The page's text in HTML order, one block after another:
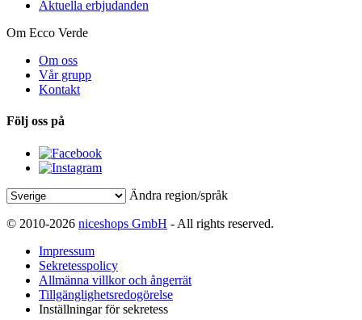
Aktuella erbjudanden
Om Ecco Verde
Om oss
Vår grupp
Kontakt
Följ oss på
Ändra region/språk
© 2010-2026 niceshops GmbH - All rights reserved.
Impressum
Sekretesspolicy
Allmänna villkor och ångerrät
Tillgänglighetsredogörelse
Inställningar för sekretess